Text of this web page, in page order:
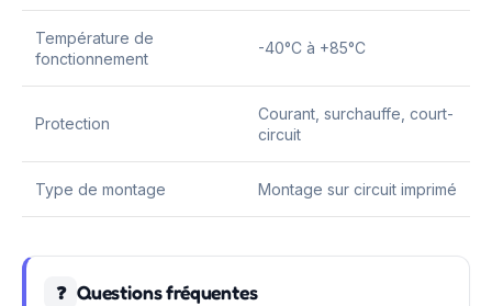
Température de
fonctionnement
-40°C à +85°C
Protection
Courant, surchauffe, court-
circuit
Type de montage Montage sur circuit imprimé
❓ Questions fréquentes